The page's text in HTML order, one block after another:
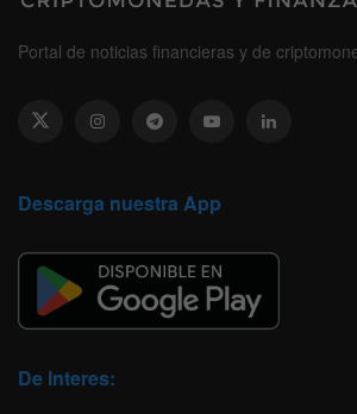
Portal de noticias financieras y de
Descarga nuestra App
De Interes: